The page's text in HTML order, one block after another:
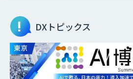
DXトピックス